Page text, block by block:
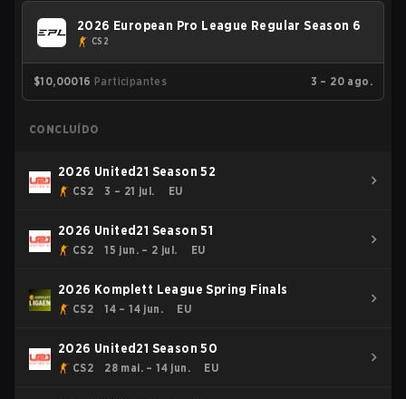
2026 European Pro League Regular Season 6
CS2
$10,00016 Participantes 3 – 20 ago.
CONCLUÍDO
2026 United21 Season 52
CS2 3 – 21 jul. EU
2026 United21 Season 51
CS2 15 jun. – 2 jul. EU
2026 Komplett League Spring Finals
CS2 14 – 14 jun. EU
2026 United21 Season 50
CS2 28 mai. – 14 jun. EU